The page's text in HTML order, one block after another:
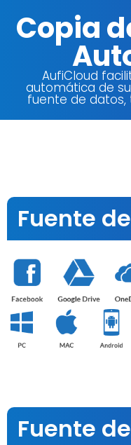
Copia
AufiCloud
automática de
fuente de datos,
Fuente
Fuente